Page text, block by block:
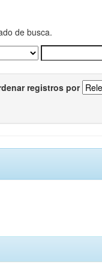
de busca.
registros por